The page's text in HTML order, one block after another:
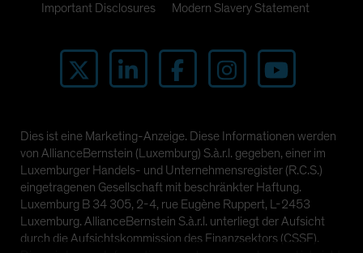
Important Disclosures Modern Slavery Statement
Dies ist eine Marketing-Anzeige. Diese Informationen werden
von AllianceBernstein (Luxemburg) S.à.r.l. gegeben, einer im
Luxemburger Handels- und Unternehmensregister (R.C.S.)
eingetragenen Gesellschaft mit beschränkter Haftung.
Luxemburg B 34 305, 2-4, rue Eugène Ruppert, L-2453
Luxemburg. AllianceBernstein S.à.r.l. unterliegt der Aufsicht
durch die Aufsichtskommission des Finanzsektors (CSSF).